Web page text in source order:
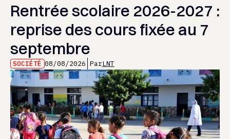
Rentrée scolaire 2026-2027 :
reprise des cours fixée au 7
septembre
SOCIÉTÉ 08/08/2026 ParLNT